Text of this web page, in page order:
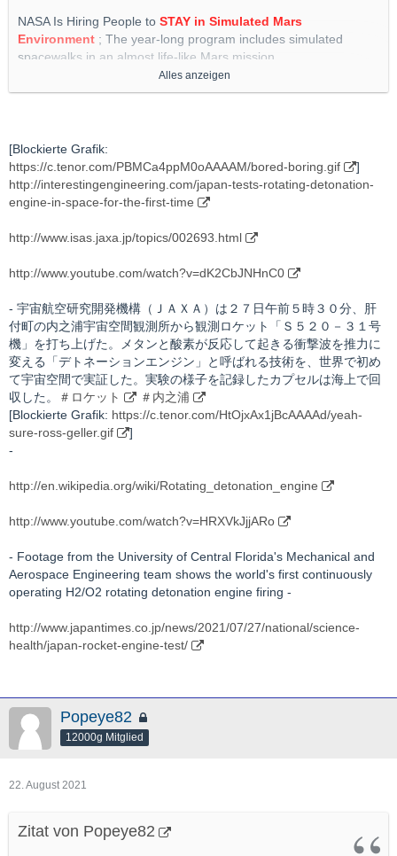
NASA Is Hiring People to STAY in Simulated Mars
Environment ; The year-long program includes simulated
spacewalks in an almost life-like Mars mission
http://interestingengineering.com/nasa-is-hiring-people-to-stay-
http://www.nasa.gov/feature/nasa-is-recruiting-for-yearlong-
simulated-mars-mission/
http://apnews.com/article/lifestyle-oddities-business-science-
simulated-mission-applications-1837993-2021-08-07
Alles anzeigen
[Blockierte Grafik:
https://c.tenor.com/PBMCa4ppM0oAAAAM/bored-boring.gif
]
http://interestingengineering.com/japan-tests-rotating-detonation-
engine-in-space-for-the-first-time
http://www.isas.jaxa.jp/topics/002693.html
http://www.youtube.com/watch?v=dK2CbJNHnC0
- 宇宙航空研究開発機構（ＪＡＸＡ）は２７日午前５時３０分、肝
付町の内之浦宇宙空間観測所から観測ロケット「Ｓ５２０－３１号
機」を打ち上げた。メタンと酸素が反応して起きる衝撃波を推力に
変える「デトネーションエンジン」と呼ばれる技術を、世界で初め
て宇宙空間で実証した。実験の様子を記録したカプセルは海上で回
収した。
＃ロケット
＃内之浦
[Blockierte Grafik: https://c.tenor.com/HtOjxAx1jBcAAAAd/yeah-
sure-ross-geller.gif
]
-
http://en.wikipedia.org/wiki/Rotating_detonation_engine
http://www.youtube.com/watch?v=HRXVkJjjARo
- Footage from the University of Central Florida's Mechanical and
Aerospace Engineering team shows the world's first continuously
operating H2/O2 rotating detonation engine firing -
http://www.japantimes.co.jp/news/2021/07/27/national/science-
health/japan-rocket-engine-test/
Popeye82
12000g Mitglied
22. August 2021
Zitat von Popeye82